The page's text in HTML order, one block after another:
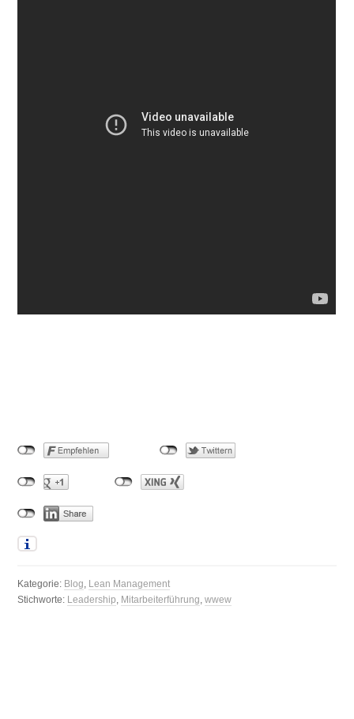
Kategorie: Blog Lean Management
Stichworte: Leadership Mitarbeiterführung ,wwew